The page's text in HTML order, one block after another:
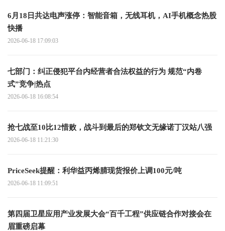
6月18日共达电声涨停：智能音箱，无线耳机，AI手机概念热股
快播
2026-06-18 17:09:03
七部门：纠正侵犯平台内经营者合法权益的行为 规范“内卷
式”竞争|热点
2026-06-18 16:08:54
抢七战至10比12惜败，战斗到最后的郑钦文无缘诺丁汉站八强
2026-06-18 11:21:30
PriceSeek提醒：利华益丙烯腈现货报价上调100元/吨
2026-06-18 11:09:51
第四届卫星应用产业发展大会“百千工程”供应链合作对接会在
眉重磅启幕